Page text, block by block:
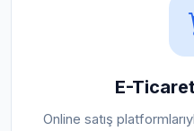
E-
Online satış